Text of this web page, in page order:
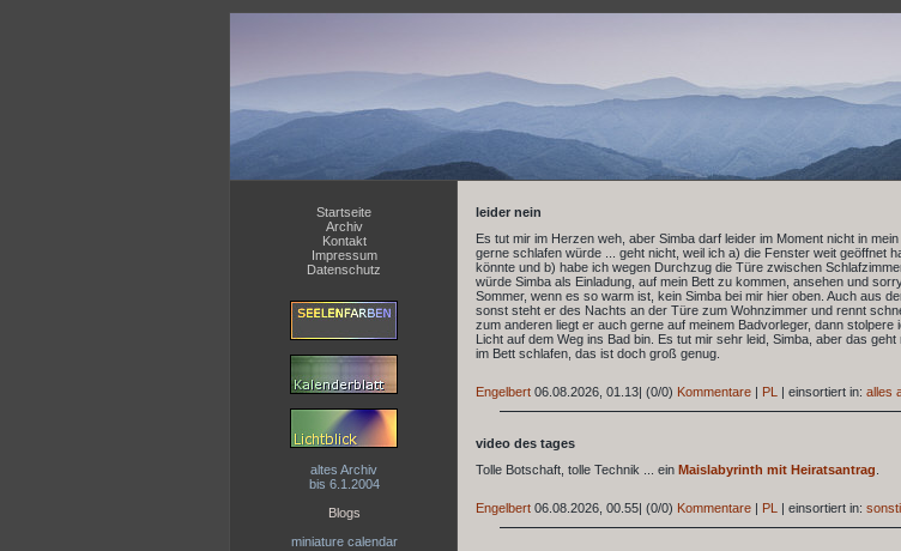
Startseite
Archiv
Kontakt
Impressum
Datenschutz
altes Archiv
bis 6.1.2004
Blogs
miniature calendar
leider nein
Es tut mir im Herzen weh, aber Simba darf leider im Moment nicht in
gerne schlafen würde ... geht nicht, weil ich a) die Fenster weit geöffnet
könnte und b) habe ich wegen Durchzug die Türe zwischen
würde Simba als Einladung, auf mein Bett zu kommen, ansehen und
Sommer, wenn es so warm ist, kein Simba bei mir hier oben. Auch aus
sonst steht er des Nachts an der Türe zum Wohnzimmer und rennt
zum anderen liegt er auch gerne auf meinem Badvorleger, dann
Licht auf dem Weg ins Bad bin. Es tut mir sehr leid, Simba, aber das
im Bett schlafen, das ist doch groß genug.
Engelbert 06.08.2026, 01.13| (0/0) Kommentare | PL | einsortiert in: alles
video des tages
Tolle Botschaft, tolle Technik ... ein Maislabyrinth mit Heiratsantrag
Engelbert 06.08.2026, 00.55| (0/0) Kommentare | PL | einsortiert in: